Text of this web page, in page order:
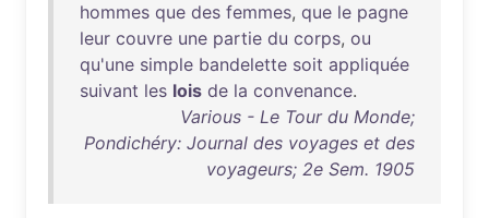
hommes que des femmes, que le pagne
leur couvre une partie du corps, ou
qu'une simple bandelette soit appliquée
suivant les lois de la convenance.
Various - Le Tour du Monde;
Pondichéry: Journal des voyages et des
voyageurs; 2e Sem. 1905